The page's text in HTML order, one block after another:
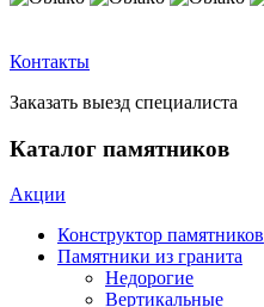
Контакты
Заказать выезд специалиста
Каталог памятников
Акции
Конструктор памятников
Памятники из гранита
Недорогие
Вертикальные